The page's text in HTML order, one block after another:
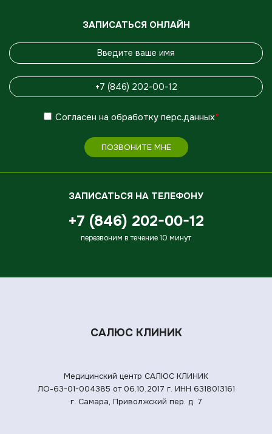
ЗАПИСАТЬСЯ ОНЛАЙН
Согласен на обработку перс.данных*
ПОЗВОНИТЕ МНЕ
ЗАПИСАТЬСЯ НА ТЕЛЕФОНУ
+7 (846) 202-00-12
перезвоним в течение 10 минут
САЛЮС КЛИНИК
Медицинский центр САЛЮС КЛИНИК
ЛО-63-01-004385 от 06.10.2017 г. ИНН 6318013161
г. Самара, Приволжский пер. д. 7